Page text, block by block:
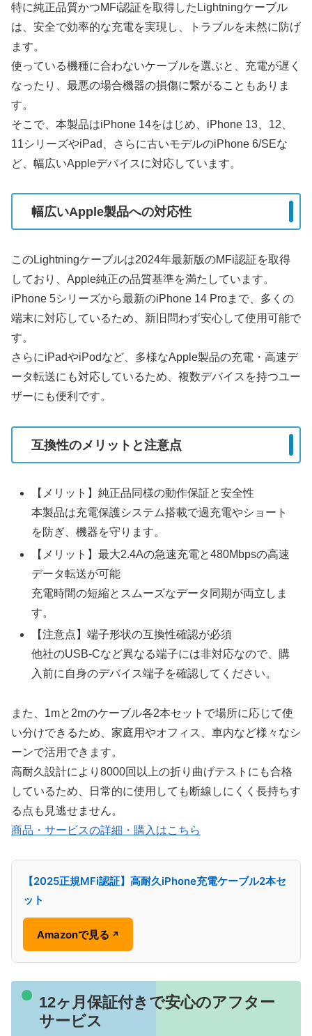
特に純正品質かつMFi認証を取得したLightningケーブル
は、安全で効率的な充電を実現し、トラブルを未然に防げ
ます。
使っている機種に合わないケーブルを選ぶと、充電が遅く
なったり、最悪の場合機器の損傷に繋がることもありま
す。
そこで、本製品はiPhone 14をはじめ、iPhone 13、12、
11シリーズやiPad、さらに古いモデルのiPhone 6/SEな
ど、幅広いAppleデバイスに対応しています。
幅広いApple製品への対応性
このLightningケーブルは2024年最新版のMFi認証を取得
しており、Apple純正の品質基準を満たしています。
iPhone 5シリーズから最新のiPhone 14 Proまで、多くの
端末に対応しているため、新旧問わず安心して使用可能で
す。
さらにiPadやiPodなど、多様なApple製品の充電・高速デ
ータ転送にも対応しているため、複数デバイスを持つユー
ザーにも便利です。
互換性のメリットと注意点
【メリット】純正品同様の動作保証と安全性
本製品は充電保護システム搭載で過充電やショート
を防ぎ、機器を守ります。
【メリット】最大2.4Aの急速充電と480Mbpsの高速
データ転送が可能
充電時間の短縮とスムーズなデータ同期が両立しま
す。
【注意点】端子形状の互換性確認が必須
他社のUSB-Cなど異なる端子には非対応なので、購
入前に自身のデバイス端子を確認してください。
また、1mと2mのケーブル各2本セットで場所に応じて使
い分けできるため、家庭用やオフィス、車内など様々なシ
ーンで活用できます。
高耐久設計により8000回以上の折り曲げテストにも合格
しているため、日常的に使用しても断線しにくく長持ちす
る点も見逃せません。
商品・サービスの詳細・購入はこちら
【2025正規MFi認証】高耐久iPhone充電ケーブル2本セ
ット
Amazonで見る ↗
12ヶ月保証付きで安心のアフター
サービス